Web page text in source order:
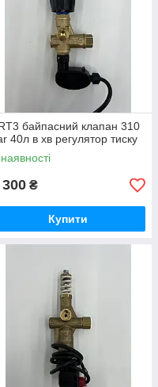
байпасний клапан 310
40л в хв регулятор тиску
₴
Купити